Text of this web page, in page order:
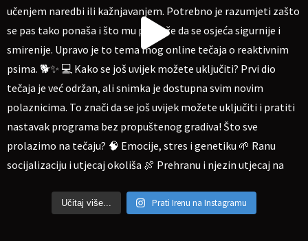
Učitaj više... Prati Irenu na Instagramu